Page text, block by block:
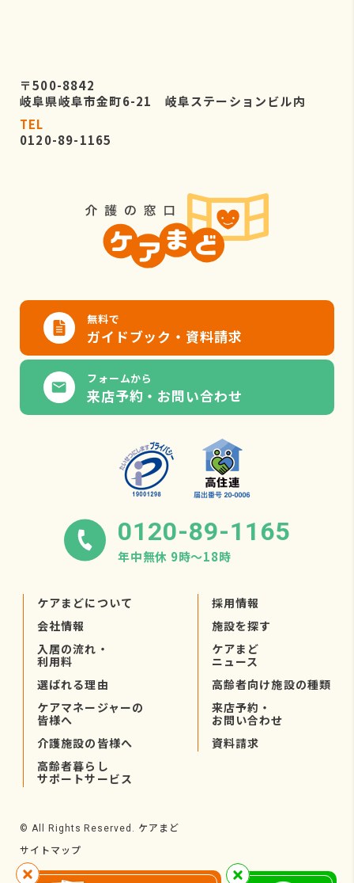
〒500-8842
岐阜県岐阜市金町6-21 岐阜ステーションビル内
TEL
0120-89-1165
無料で
ガイドブック・資料請求
フォームから
来店予約・お問い合わせ
0120-89-1165
年中無休 9時〜18時
ケアまどについて
会社情報
入居の流れ・
利用料
選ばれる理由
ケアマネージャーの
皆様へ
介護施設の皆様へ
高齢者暮らし
サポートサービス
採用情報
施設を探す
ケアまど
ニュース
高齢者向け施設の種類
来店予約・
お問い合わせ
資料請求
© All Rights Reserved. ケアまど
サイトマップ